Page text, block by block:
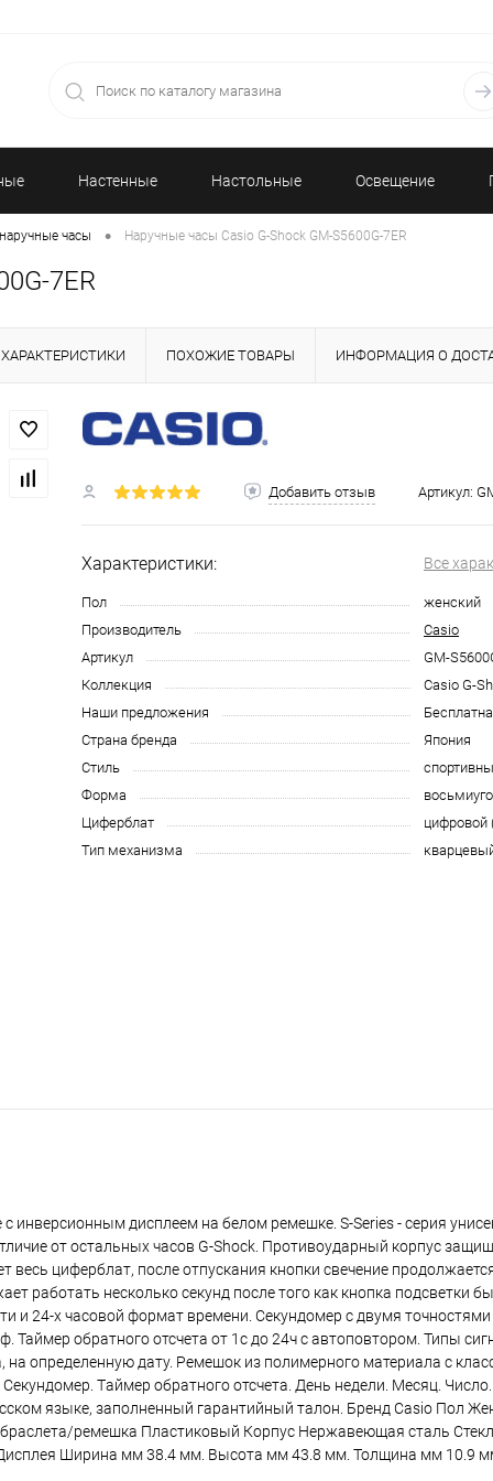
Настенные Настольные Освещение
часы • Наручные часы Casio G-Shock GM-S5600G-7ER
7ER
ХАРАКТЕРИСТИКИ ПОХОЖИЕ ТОВАРЫ ИНФОРМАЦИЯ О
Добавить отзыв Артикул:
Характеристики: Все
Пол
женский
Производитель
Casio
Артикул
GM-
Коллекция
Casio G-
Наши предложения
Страна бренда
Япония
Стиль
Форма
Циферблат
цифровой
Тип механизма
инверсионным дисплеем на белом ремешке. S-Series - серия
от остальных часов G-Shock. Противоударный корпус
циферблат, после отпускания кнопки свечение
работать несколько секунд после того как кнопка подсветки
и 24-х часовой формат времени. Секундомер с двумя
Таймер обратного отсчета от 1с до 24ч с автоповтором. Типы
определенную дату. Ремешок из полимерного материала с
Tаймер обратного отсчета. День недели. Месяц.
языке, заполненный гарантийный талон. Бренд Casio Пол
ремешка Пластиковый Корпус Нержавеющая сталь
Ширина мм 38.4 мм. Высота мм 43.8 мм. Толщина мм 10.9